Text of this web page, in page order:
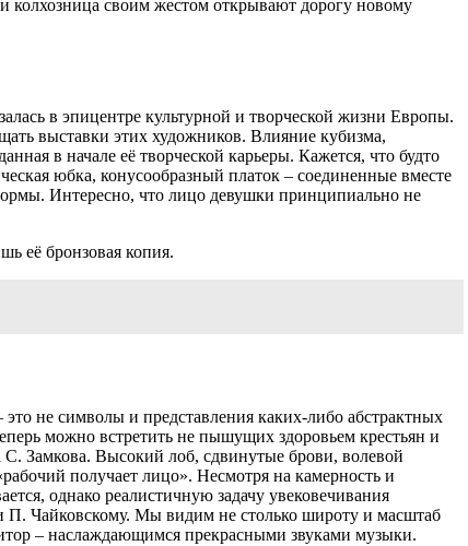
своим жестом открывают дорогу новому
в эпицентре культурной и творческой жизни Европы.
выставки этих художников. Влияние кубизма,
в начале её творческой карьеры. Кажется, что будто
юбка, конусообразный платок – соединенные вместе
Интересно, что лицо девушки принципиально не
её бронзовая копия.
не символы и представления каких-либо абстрактных
можно встретить не пышущих здоровьем крестьян и
С. Замкова. Высокий лоб, сдвинутые брови, волевой
получает лицо». Несмотря на камерность и
однако реалистичную задачу увековечивания
П. Чайковскому. Мы видим не столько широту и масштаб
– наслаждающимся прекрасными звуками музыки.